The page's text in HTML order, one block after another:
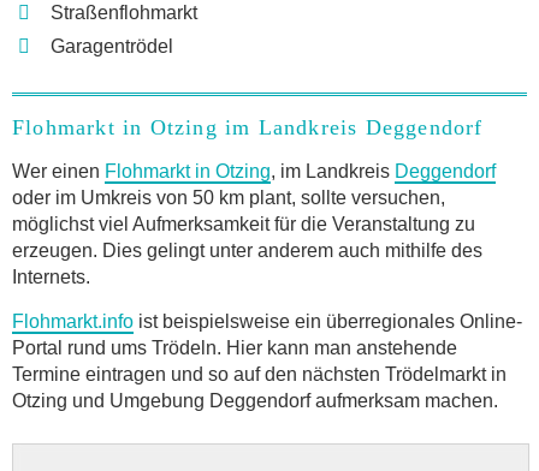
Straßenflohmarkt
Garagentrödel
Flohmarkt in Otzing im Landkreis Deggendorf
Wer einen Flohmarkt in Otzing, im Landkreis Deggendorf
oder im Umkreis von 50 km plant, sollte versuchen,
möglichst viel Aufmerksamkeit für die Veranstaltung zu
erzeugen. Dies gelingt unter anderem auch mithilfe des
Internets.
Flohmarkt.info ist beispielsweise ein überregionales Online-
Portal rund ums Trödeln. Hier kann man anstehende
Termine eintragen und so auf den nächsten Trödelmarkt in
Otzing und Umgebung Deggendorf aufmerksam machen.